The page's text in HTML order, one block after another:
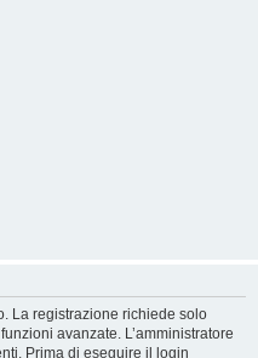
La registrazione richiede solo
avanzate. L’amministratore
Prima di eseguire il login